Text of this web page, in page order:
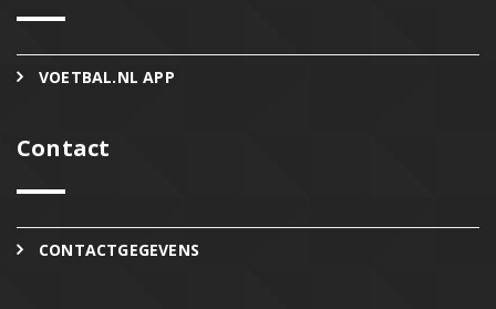
VOETBAL.NL APP
Contact
CONTACTGEGEVENS